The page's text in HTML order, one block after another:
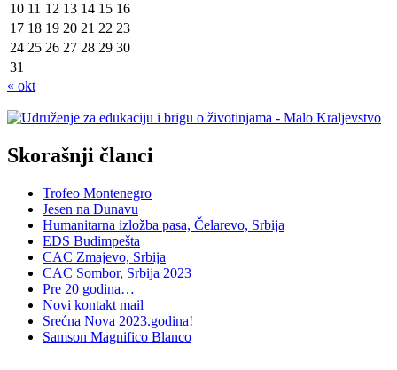
10 11 12 13 14 15 16
17 18 19 20 21 22 23
24 25 26 27 28 29 30
31
« okt
Skorašnji članci
Trofeo Montenegro
Jesen na Dunavu
Humanitarna izložba pasa, Čelarevo, Srbija
EDS Budimpešta
CAC Zmajevo, Srbija
CAC Sombor, Srbija 2023
Pre 20 godina…
Novi kontakt mail
Srećna Nova 2023.godina!
Samson Magnifico Blanco